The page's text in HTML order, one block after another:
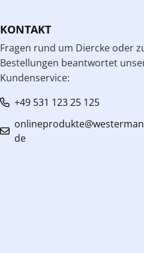
KONTAKT
Fragen rund um Diercke oder
Bestellungen beantwortet
Kundenservice:
+49 531 123 25 125
de